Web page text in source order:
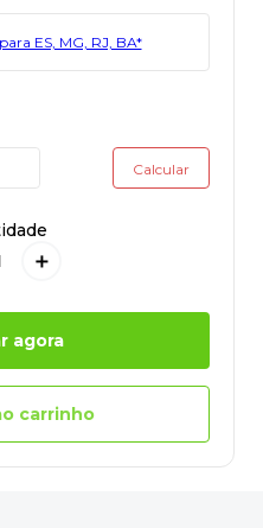
ES, MG, RJ, BA*
＋
agora
carrinho